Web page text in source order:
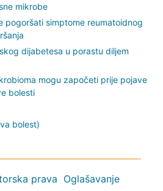
mikrobe
pogoršati simptome reumatoidnog
dijabetesa u porastu diljem
mogu započeti prije pojave
bolesti
bolest)
prava Oglašavanje